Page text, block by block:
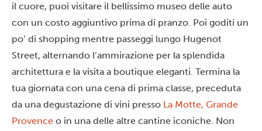
il cuore, puoi visitare il bellissimo museo delle auto
con un costo aggiuntivo prima di pranzo. Poi goditi un
po’ di shopping mentre passeggi lungo Hugenot
Street, alternando l’ammirazione per la splendida
architettura e la visita a boutique eleganti. Termina la
tua giornata con una cena di prima classe, preceduta
da una degustazione di vini presso La Motte, Grande
Provence o in una delle altre cantine iconiche. Non